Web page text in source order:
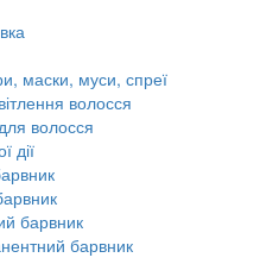
маски, муси, спреї
волосся
волосся
дії
барвник
барвник